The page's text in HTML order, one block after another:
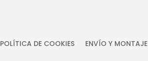
POLÍTICA DE COOKIES ENVÍO Y MONTAJE